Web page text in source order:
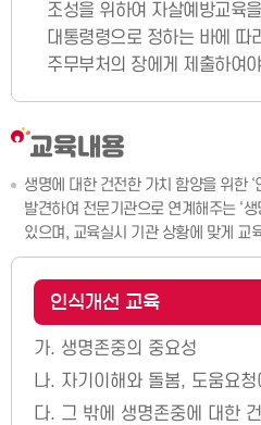
조성을 위하여 자살예방교육
대통령령으로 정하는 바에 따
주무부처의 장에게 제출하여
교육내용
생명에 대한 건전한 가치 함양을 위한
발견하여 전문기관으로 연계해주는 ‘
있으며, 교육실시 기관 상황에 맞게 교
인식개선 교육
가. 생명존중의 중요성
나. 자기이해와 돌봄, 도움요
다. 그 밖에 생명존중에 대한